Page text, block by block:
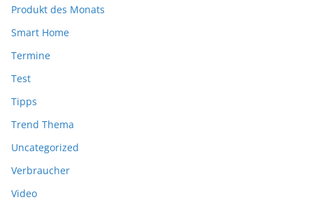
Produkt des Monats
Smart Home
Termine
Test
Tipps
Trend Thema
Uncategorized
Verbraucher
Video